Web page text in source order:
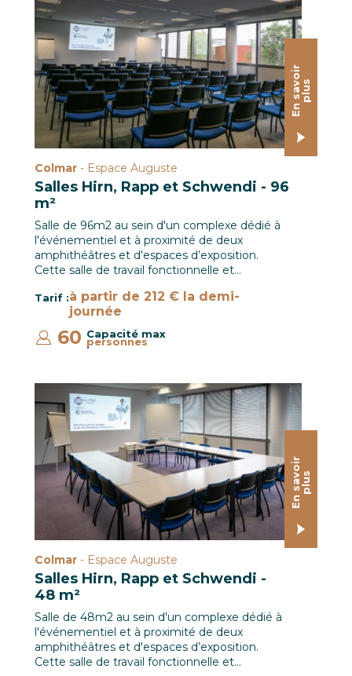
Salle de commission 96 m² / Le CREF Colmar © Pascal
E
n
s
av
o
i
r
p
l
us
Colmar - Espace Auguste
Salles Hirn, Rapp et Schwendi - 96
m²
Salle de 96m2 au sein d'un complexe dédié à
l'événementiel et à proximité de deux
amphithéâtres et d'espaces d’exposition.
Cette salle de travail fonctionnelle et…
Tarif :à partir de 212 € la demi-
journée
Capacité max
:
60 personnes
Salle de commission 48 m² / Le CREF Colmar © Pascal
E
n
s
av
o
i
r
p
l
us
Colmar - Espace Auguste
Salles Hirn, Rapp et Schwendi -
48 m²
Salle de 48m2 au sein d'un complexe dédié à
l'événementiel et à proximité de deux
amphithéâtres et d'espaces d’exposition.
Cette salle de travail fonctionnelle et…